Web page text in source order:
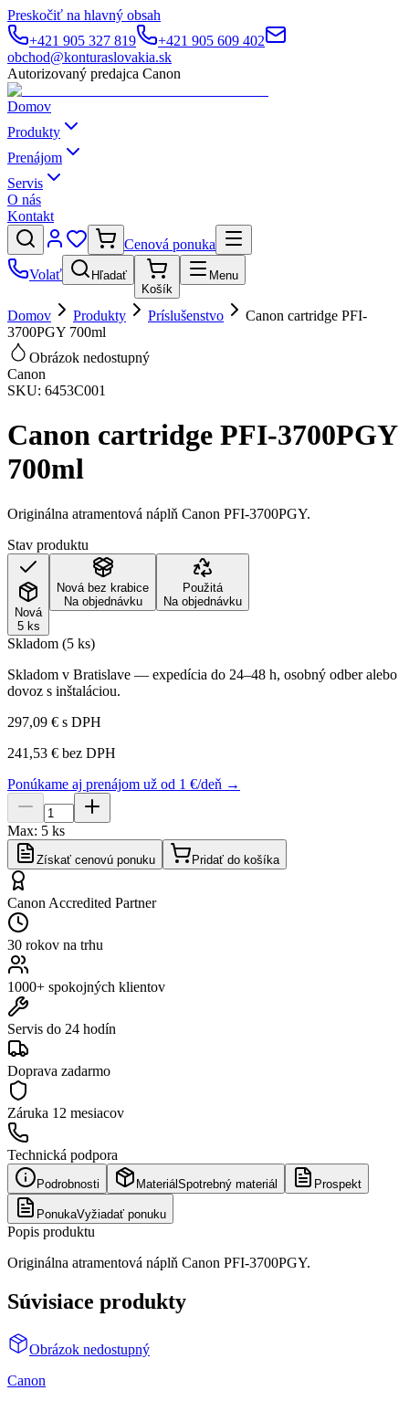
Preskočiť na hlavný obsah
+421 905 327 819
+421 905 609 402
obchod@konturaslovakia.sk
Autorizovaný predajca Canon
Domov
Produkty
Prenájom
Servis
O nás
Kontakt
Cenová ponuka
Volať
Hľadať
Košík
Menu
Domov Produkty Príslušenstvo
Canon cartridge PFI-
3700PGY 700ml
Obrázok nedostupný
Canon
SKU: 6453C001
Canon cartridge PFI-3700PGY
700ml
Originálna atramentová náplň Canon PFI-3700PGY.
Stav produktu
Nová
5 ks
Nová bez krabice
Na objednávku
Použitá
Na objednávku
Skladom (5 ks)
Skladom v Bratislave — expedícia do 24–48 h, osobný odber alebo
dovoz s inštaláciou.
297,09 € s DPH
241,53 € bez DPH
Ponúkame aj prenájom už od 1 €/deň →
Max: 5 ks
Získať cenovú ponuku Pridať do košíka
Canon Accredited Partner
30 rokov na trhu
1000+ spokojných klientov
Servis do 24 hodín
Doprava zadarmo
Záruka 12 mesiacov
Technická podpora
Podrobnosti Materiál Spotrebný materiál Prospekt
PonukaVyžiadať ponuku
Popis produktu
Originálna atramentová náplň Canon PFI-3700PGY.
Súvisiace produkty
Obrázok nedostupný
Canon